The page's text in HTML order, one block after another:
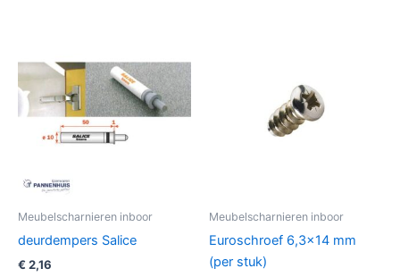
Meubelscharnieren inboor
deurdempers Salice
€ 2,16
Meubelscharnieren inboor
Euroschroef 6,3×14 mm
(per stuk)